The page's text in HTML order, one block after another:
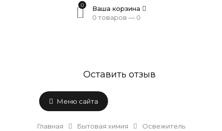
0
Ваша корзина
0 товаров — 0
Оставить отзыв
Меню сайта
Главная Бытовая химия Освежитель